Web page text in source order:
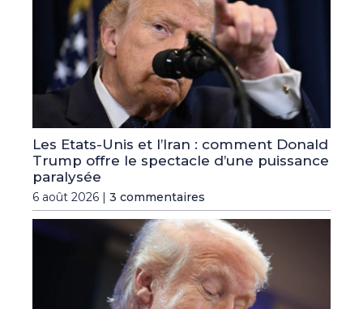
Les Etats-Unis et l’Iran : comment Donald
Trump offre le spectacle d’une puissance
paralysée
6 août 2026 | 3 commentaires